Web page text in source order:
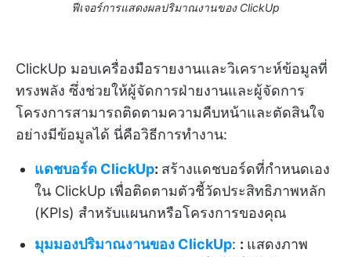
ฟีเจอร์การแสดงผลปริมาณงานของ ClickUp
ClickUp มอบเครื่องมือรายงานและวิเคราะห์ข้อมูลที่
ทรงพลัง ซึ่งช่วยให้ผู้จัดการฝ่ายงานและผู้จัดการ
โครงการสามารถติดตามความคืบหน้าและตัดสินใจ
อย่างมีข้อมูลได้ นี่คือวิธีการทำงาน:
แดชบอร์ด ClickUp: สร้างแดชบอร์ดที่กำหนดเอง
ใน ClickUp เพื่อติดตามตัวชี้วัดประสิทธิภาพหลัก
(KPIs) สำหรับแผนกหรือโครงการของคุณ
มุมมองปริมาณงานของ ClickUp: : แสดงภาพ